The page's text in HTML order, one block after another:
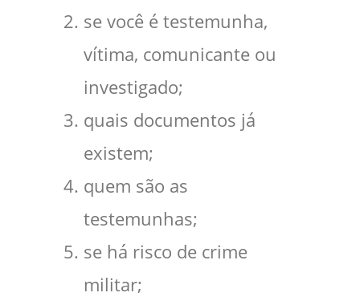
se você é testemunha,
vítima, comunicante ou
investigado;
quais documentos já
existem;
quem são as
testemunhas;
se há risco de crime
militar;